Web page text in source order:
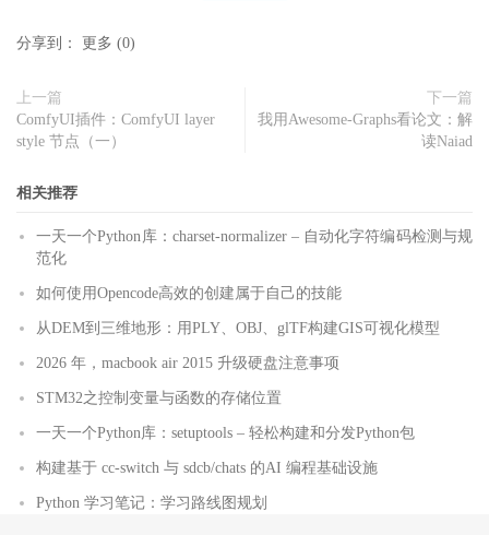
分享到： 更多 (0)
上一篇
ComfyUI插件：ComfyUI layer
style 节点（一）
下一篇
我用Awesome-Graphs看论文：解
读Naiad
相关推荐
一天一个Python库：charset-normalizer – 自动化字符编码检测与规
范化
如何使用Opencode高效的创建属于自己的技能
从DEM到三维地形：用PLY、OBJ、glTF构建GIS可视化模型
2026 年，macbook air 2015 升级硬盘注意事项
STM32之控制变量与函数的存储位置
一天一个Python库：setuptools – 轻松构建和分发Python包
构建基于 cc-switch 与 sdcb/chats 的AI 编程基础设施
Python 学习笔记：学习路线图规划